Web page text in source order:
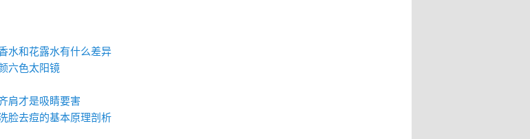
水和花露水有什么差异
六色太阳镜
肩才是吸睛要害
脸去痘的基本原理剖析